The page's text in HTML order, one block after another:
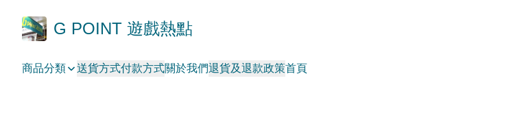
G POINT 遊戲熱點
商品分類 送貨方式付款方式關於我們退貨及退款政策首頁